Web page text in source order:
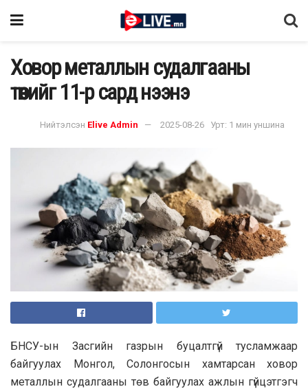
Ховор металлын судалгааны
төвийг 11-р сард нээнэ
Нийтэлсэн Elive Admin 2025-08-26 Урт: 1 мин уншина
БНСУ-ын Засгийн газрын буцалтгүй тусламжаар
байгуулах Монгол, Солонгосын хамтарсан ховор
металлын судалгааны төв байгуулах ажлын гүйцэтгэгч